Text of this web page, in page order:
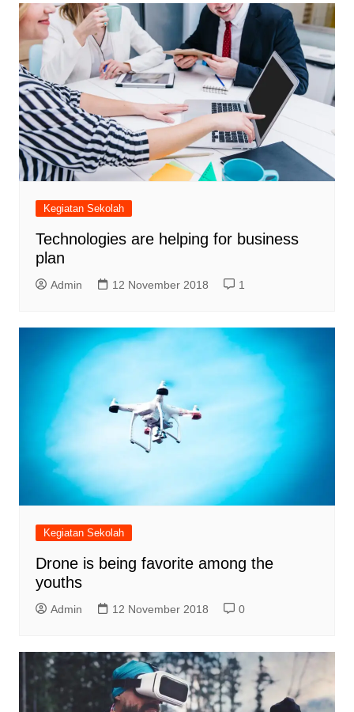
Kegiatan Sekolah
Technologies are helping for business
plan
Admin 12 November 2018 1
Kegiatan Sekolah
Drone is being favorite among the
youths
Admin 12 November 2018 0